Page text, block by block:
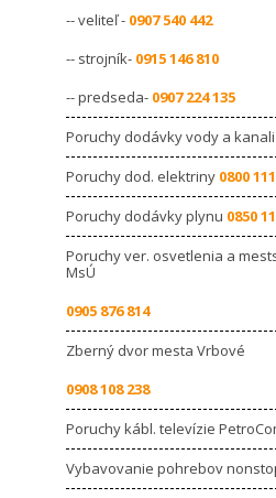
-- veliteľ - 0907 540 442
-- strojník- 0915 146 810
-- predseda- 0907 224 135
Poruchy dodávky vody a
Poruchy dod. elektriny 0800
Poruchy dodávky plynu 0850
Poruchy ver. osvetlenia a
MsÚ
0905 876 814
Zberný dvor mesta Vrbové
0908 108 238
Poruchy kábl. televízie
Vybavovanie pohrebov